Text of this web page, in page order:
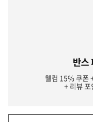
반스
웰컴 15% 쿠폰
+ 리뷰